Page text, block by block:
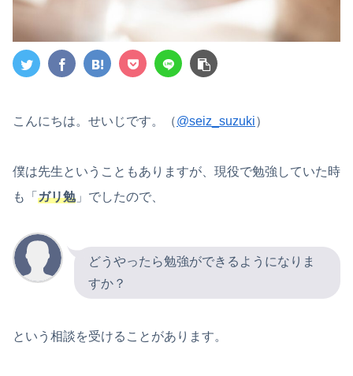
こんにちは。せいじです。（@seiz_suzuki）
僕は先生ということもありますが、現役で勉強していた時
も「 ガリ勉」でしたので、
どうやったら勉強ができるようになりま
すか？
という相談を受けることがあります。